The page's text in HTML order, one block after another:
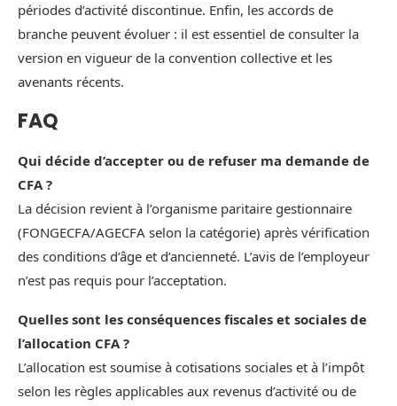
périodes d’activité discontinue. Enfin, les accords de
branche peuvent évoluer : il est essentiel de consulter la
version en vigueur de la convention collective et les
avenants récents.
FAQ
Qui décide d’accepter ou de refuser ma demande de
CFA ?
La décision revient à l’organisme paritaire gestionnaire
(FONGECFA/AGECFA selon la catégorie) après vérification
des conditions d’âge et d’ancienneté. L’avis de l’employeur
n’est pas requis pour l’acceptation.
Quelles sont les conséquences fiscales et sociales de
l’allocation CFA ?
L’allocation est soumise à cotisations sociales et à l’impôt
selon les règles applicables aux revenus d’activité ou de